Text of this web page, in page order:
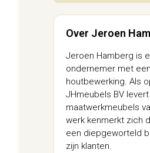
Over Jeroen
Jeroen Hamberg is
ondernemer met
houtbewerking. Als
JHmeubels BV
maatwerkmeubels
werk kenmerkt zich
een diepgeworteld
zijn klanten.